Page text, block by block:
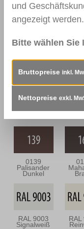
0109
Hell
0144
Nussbaum
0139
Palisander
Dunkel
RAL 9003
Signalweiß
RAL
und
angezeigt werden.
Bitte wählen Sie
Bruttopreise inkl.
Nettopreise exkl.